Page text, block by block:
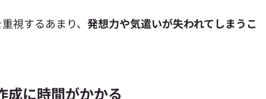
視するあまり、 発想力や気遣いが失われてしまうこ
成に時間がかかる